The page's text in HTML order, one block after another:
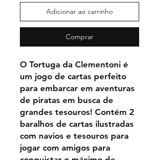
Adicionar ao carrinho
Comprar
O Tortuga da Clementoni é
um jogo de cartas perfeito
para embarcar em aventuras
de piratas em busca de
grandes tesouros! Contém 2
baralhos de cartas ilustradas
com navios e tesouros para
jogar com amigos para